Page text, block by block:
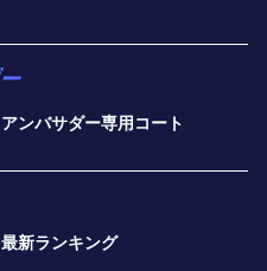
アンバサダー専用コート
最新ランキング